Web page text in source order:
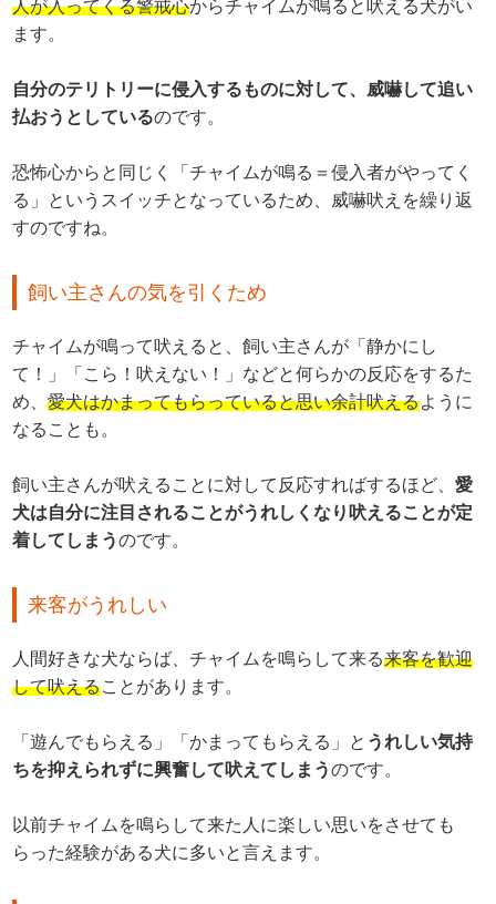
人が入ってくる警戒心からチャイムが鳴ると吠える犬がい
ます。
自分のテリトリーに侵入するものに対して、威嚇して追い
払おうとしているのです。
恐怖心からと同じく「チャイムが鳴る＝侵入者がやってく
る」というスイッチとなっているため、威嚇吠えを繰り返
すのですね。
飼い主さんの気を引くため
チャイムが鳴って吠えると、飼い主さんが「静かにし
て！」「こら！吠えない！」などと何らかの反応をするた
め、愛犬はかまってもらっていると思い余計吠えるように
なることも。
飼い主さんが吠えることに対して反応すればするほど、愛
犬は自分に注目されることがうれしくなり吠えることが定
着してしまうのです。
来客がうれしい
人間好きな犬ならば、チャイムを鳴らして来る来客を歓迎
して吠えることがあります。
「遊んでもらえる」「かまってもらえる」と うれしい気持
ちを抑えられずに興奮して吠えてしまうのです。
以前チャイムを鳴らして来た人に楽しい思いをさせても
らった経験がある犬に多いと言えます。